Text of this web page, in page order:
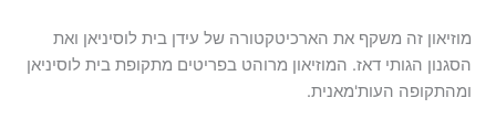
מוזיאון זה משקף את הארכיטקטורה של עידן בית לוסיניאן ואת
הסגנון הגותי דאז. המוזיאון מרוהט בפריטים מתקופת בית לוסיניאן
ומהתקופה העות'מאנית.